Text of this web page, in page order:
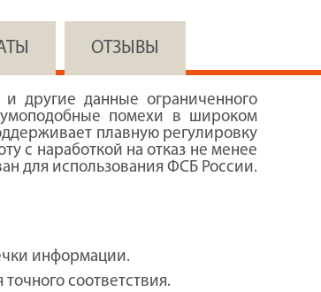
ОТЗЫВЫ
другие данные ограниченного
помехи в широком
плавную регулировку
с наработкой на отказ не менее
для использования ФСБ России.
информации.
соответствия.